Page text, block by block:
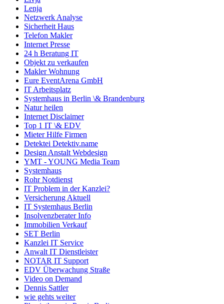
Lenja
Netzwerk Analyse
Sicherheit Haus
Telefon Makler
Internet Presse
24 h Beratung IT
Objekt zu verkaufen
Makler Wohnung
Eure EventArena GmbH
IT Arbeitsplatz
Systemhaus in Berlin \& Brandenburg
Natur heilen
Internet Disclaimer
Top 1 IT \& EDV
Mieter Hilfe Firmen
Detektei Detektiv.name
Design Anstalt Webdesign
YMT - YOUNG Media Team
Systemhaus
Rohr Notdienst
IT Problem in der Kanzlei?
Versicherung Aktuell
IT Systemhaus Berlin
Insolvenzberater Info
Immobilien Verkauf
SET Berlin
Kanzlei IT Service
Anwalt IT Dienstleister
NOTAR IT Support
EDV Überwachung Straße
Video on Demand
Dennis Sattler
wie gehts weiter